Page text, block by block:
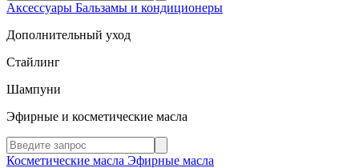
Аксессуары Бальзамы и кондиционеры
Дополнительный уход
Стайлинг
Шампуни
Эфирные и косметические масла
Косметические масла Эфирные масла